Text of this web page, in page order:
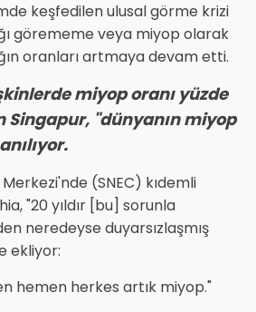
keşfedilen ulusal görme krizi
görememe veya miyop olarak
oranları artmaya devam etti.
miyop oranı yüzde
Singapur, "dünyanın miyop
(SNEC) kıdemli
"20 yıldır [bu] sorunla
neredeyse duyarsızlaşmış
ekliyor:
hemen herkes artık miyop."